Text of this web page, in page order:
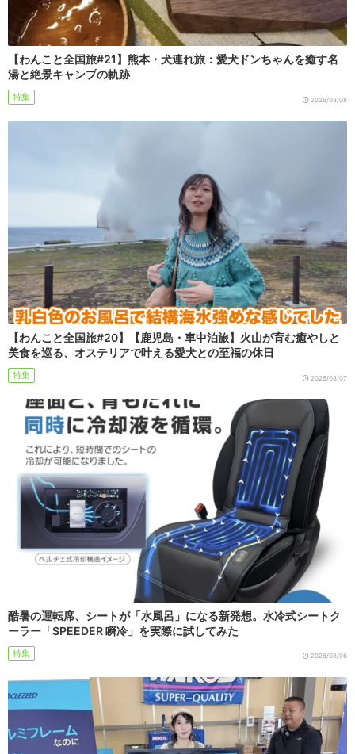
【わんこと全国旅#21】熊本・犬連れ旅：愛犬ドンちゃんを癒す名
湯と絶景キャンプの軌跡
特集 2026/08/08
【わんこと全国旅#20】【鹿児島・車中泊旅】火山が育む癒やしと
美食を巡る、オステリアで叶える愛犬との至福の休日
特集 2026/08/07
酷暑の運転席、シートが「水風呂」になる新発想。水冷式シートク
ーラー「SPEEDER 瞬冷」を実際に試してみた
特集 2026/08/06